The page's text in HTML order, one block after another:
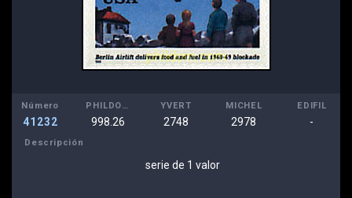
Número
41232
PHILDOM
998.26
YVERT
2748
MICHEL
2978
EDIFIL
-
Descripción
serie de 1 valor